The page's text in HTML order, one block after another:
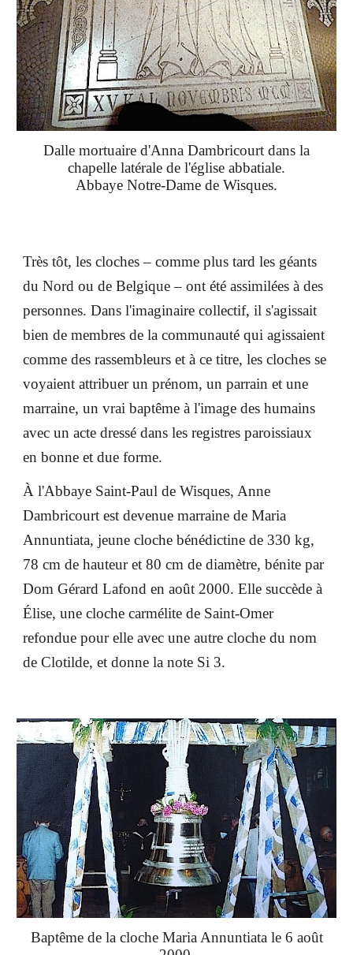
Dalle mortuaire d'Anna Dambricourt dans la
chapelle latérale de l'église abbatiale.
Abbaye Notre-Dame de Wisques.
Très tôt, les cloches – comme plus tard les géants
du Nord ou de Belgique – ont été assimilées à des
personnes. Dans l'imaginaire collectif, il s'agissait
bien de membres de la communauté qui agissaient
comme des rassembleurs et à ce titre, les cloches se
voyaient attribuer un prénom, un parrain et une
marraine, un vrai baptême à l'image des humains
avec un acte dressé dans les registres paroissiaux
en bonne et due forme.
À l'Abbaye Saint-Paul de Wisques, Anne
Dambricourt est devenue marraine de Maria
Annuntiata, jeune cloche bénédictine de 330 kg,
78 cm de hauteur et 80 cm de diamètre, bénite par
Dom Gérard Lafond en août 2000. Elle succède à
Élise, une cloche carmélite de Saint-Omer
refondue pour elle avec une autre cloche du nom
de Clotilde, et donne la note Si 3.
Baptême de la cloche Maria Annuntiata le 6 août